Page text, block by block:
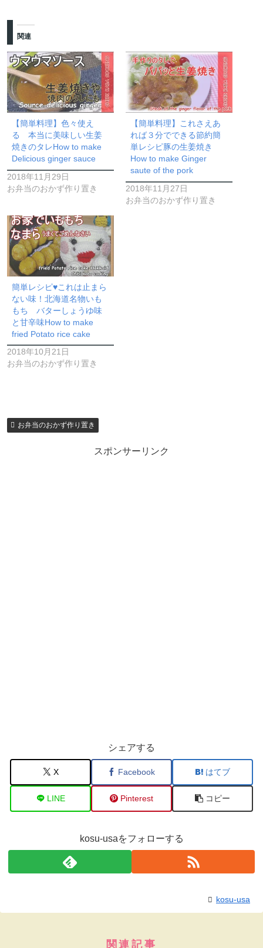
関連
【簡単料理】色々使え
る 本当に美味しい生姜
焼きのタレHow to make
Delicious ginger sauce
2018年11月29日
お弁当のおかず作り置き
【簡単料理】これさえあ
れば３分でできる節約簡
単レシピ豚の生姜焼き
How to make Ginger
saute of the pork
2018年11月27日
お弁当のおかず作り置き
簡単レシピ♥これは止まら
ない味！北海道名物いも
もち バターしょうゆ味
と甘辛味How to make
fried Potato rice cake
2018年10月21日
お弁当のおかず作り置き
お弁当のおかず作り置き
スポンサーリンク
シェアする
X Facebook はてブ
LINE Pinterest コピー
kosu-usaをフォローする
kosu-usa
関連記事